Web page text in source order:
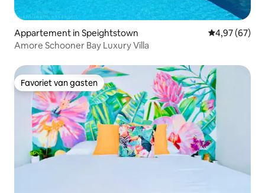
Appartement in Speightstown Gemiddelde
4,97 (67)
Amore Schooner Bay Luxury Villa
Favoriet van gasten
Favoriet van gasten